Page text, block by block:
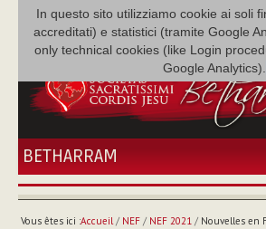
In questo sito utilizziamo cookie ai soli
accreditati) e statistici (tramite Google
only technical cookies (like Login
Google Analytics).
BETHARRAM
ACCUEIL
Vous êtes ici :Accueil/ NEF/ NEF 2021/ Nouvelles en